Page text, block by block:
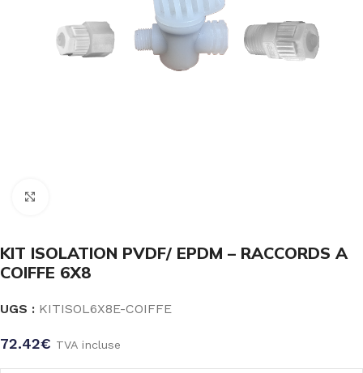
KIT ISOLATION PVDF/ EPDM – RACCORDS A
COIFFE 6X8
UGS : KITISOL6X8E-COIFFE
72.42€ TVA incluse